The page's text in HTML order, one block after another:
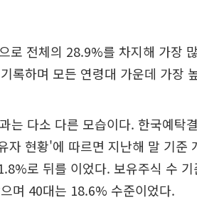
로 전체의 28.9%를 차지해 가장
록하며 모든 연령대 가운데 가장
는 다소 다른 모습이다. 한국예탁
자 현황'에 따르면 지난해 말 기준
로 뒤를 이었다. 보유주식 수 기
며 40대는 18.6% 수준이었다.